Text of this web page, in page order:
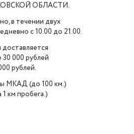
ОБЛАСТИ.
в течении двух
с 10.00 до 21.00.
доставляется
000 рублей
рублей.
МКАД (до 100 км.)
1 км пробега.)